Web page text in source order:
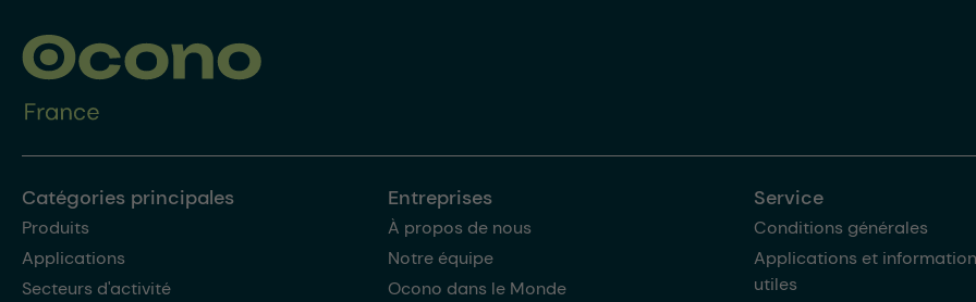
Catégories principales
Produits
Applications
Secteurs d'activité
Entreprises
À propos de nous
Notre équipe
Ocono dans le Monde
Service
Conditions générales
Applications et
utiles